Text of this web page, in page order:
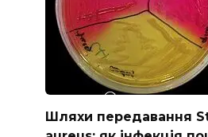
Шляхи передавання